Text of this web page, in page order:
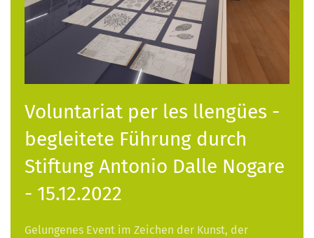
Voluntariat per les llengües -
begleitete Führung durch
Stiftung Antonio Dalle Nogare
- 15.12.2022
Gelungenes Event im Zeichen der Kunst, der